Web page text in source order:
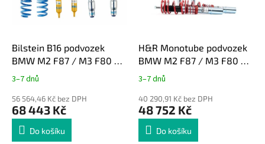
Bilstein B16 podvozek
BMW M2 F87 / M3 F80 /
M4 F82 F83
3–7 dnů
56 564,46 Kč bez DPH
68 443 Kč
Do košíku
H&R Monotube podvozek
BMW M2 F87 / M3 F80 /
M4 F82 F83
3–7 dnů
40 290,91 Kč bez DPH
48 752 Kč
Do košíku